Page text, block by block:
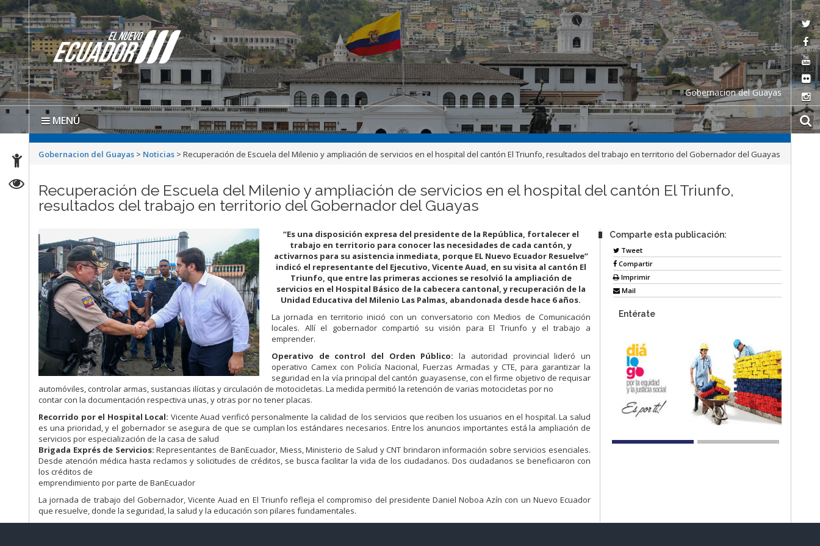
Gobernacion del Guayas
MENÚ
Gobernacion del Guayas > Noticias >Recuperación de Escuela del Milenio y ampliación de servicios en el hospital del cantón El Triunfo, resultados del trabajo en territorio del Gobernador del Guayas
Recuperación de Escuela del Milenio y ampliación de servicios en el hospital del cantón El Triunfo,
resultados del trabajo en territorio del Gobernador del Guayas
“Es una disposición expresa del presidente de la República, fortalecer el
trabajo en territorio para conocer las necesidades de cada cantón, y
activarnos para su asistencia inmediata, porque EL Nuevo Ecuador Resuelve”
indicó el representante del Ejecutivo, Vicente Auad, en su visita al cantón El
Triunfo, que entre las primeras acciones se resolvió la ampliación de
servicios en el Hospital Básico de la cabecera cantonal, y recuperación de la
Unidad Educativa del Milenio Las Palmas, abandonada desde hace 6 años.
La jornada en territorio inició con un conversatorio con Medios de Comunicación
locales. Allí el gobernador compartió su visión para El Triunfo y el trabajo a
emprender.
Operativo de control del Orden Público:la autoridad provincial lideró un
operativo Camex con Policía Nacional, Fuerzas Armadas y CTE, para garantizar la
seguridad en la vía principal del cantón guayasense, con el firme objetivo de requisar
automóviles, controlar armas, sustancias ilícitas y circulación de motocicletas. La medida permitió la retención de varias motocicletas por no
contar con la documentación respectiva unas, y otras por no tener placas.
Recorrido por el Hospital Local: Vicente Auad verificó personalmente la calidad de los servicios que reciben los usuarios en el hospital. La salud
es una prioridad, y el gobernador se asegura de que se cumplan los estándares necesarios. Entre los anuncios importantes está la ampliación de
servicios por especialización de la casa de salud
Brigada Exprés de Servicios: Representantes de BanEcuador, Miess, Ministerio de Salud y CNT brindaron información sobre servicios esenciales.
Desde atención médica hasta reclamos y solicitudes de créditos, se busca facilitar la vida de los ciudadanos. Dos ciudadanos se beneficiaron con
los créditos de
emprendimiento por parte de BanEcuador
La jornada de trabajo del Gobernador, Vicente Auad en El Triunfo refleja el compromiso del presidente Daniel Noboa Azín con un Nuevo Ecuador
que resuelve, donde la seguridad, la salud y la educación son pilares fundamentales.
Comparte esta publicación:
Tweet
Compartir
Imprimir
Mail
Entérate